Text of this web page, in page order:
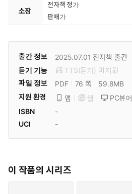
소장
전자책 정가
판매가
출간 정보 2025.07.01 전자책 출간
듣기 기능
TTS(듣기) 미 지원
파일 정보
PDF 76 쪽
59.8MB
지원 환경
앱 웹 PC뷰어
ISBN
-
UCI
-
이 작품의 시리즈